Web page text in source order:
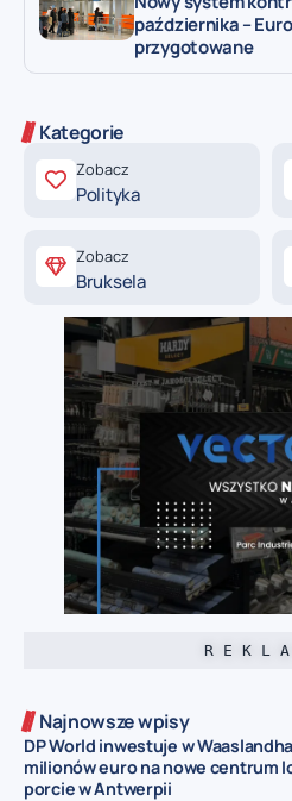
października –
przygotowane
Kategorie
Zobacz
Polityka
Zobacz
Bruksela
R E K L A
Najnowsze wpisy
DP World inwestuje w
milionów euro na nowe centrum
porcie w Antwerpii